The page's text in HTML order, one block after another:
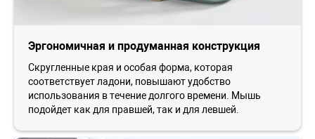
Эргономичная и продуманная конструкция
Скругленные края и особая форма, которая
соответствует ладони, повышают удобство
использования в течение долгого времени. Мышь
подойдет как для правшей, так и для левшей.